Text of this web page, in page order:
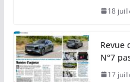
18
Revue
N°7
17